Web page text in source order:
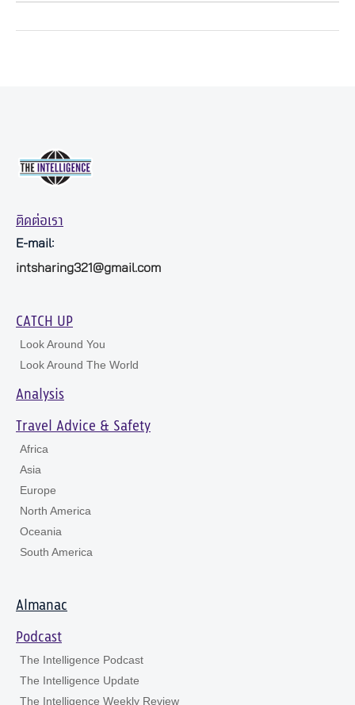
ติดต่อเรา
E-mail:
intsharing321@gmail.com
CATCH UP
Look Around You
Look Around The World
Analysis
Travel Advice & Safety
Africa
Asia
Europe
North America
Oceania
South America
Almanac
Podcast
The Intelligence Podcast
The Intelligence Update
The Intelligence Weekly Review